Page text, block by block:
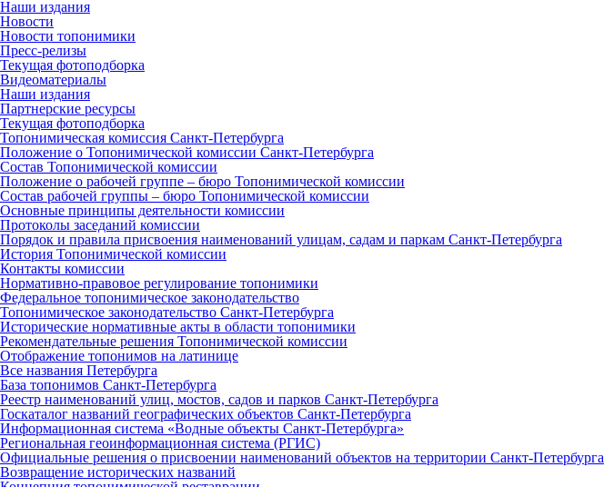
Наши издания
Новости
Новости топонимики
Пресс‑релизы
Текущая фотоподборка
Видеоматериалы
Наши издания
Партнерские ресурсы
Текущая фотоподборка
Топонимическая комиссия Санкт‑Петербурга
Положение о Топонимической комиссии Санкт‑Петербурга
Состав Топонимической комиссии
Положение о рабочей группе – бюро Топонимической комиссии
Состав рабочей группы – бюро Топонимической комиссии
Основные принципы деятельности комиссии
Протоколы заседаний комиссии
Порядок и правила присвоения наименований улицам, садам и паркам Санкт‑Петербурга
История Топонимической комиссии
Контакты комиссии
Нормативно‑правовое регулирование топонимики
Федеральное топонимическое законодательство
Топонимическое законодательство Санкт‑Петербурга
Исторические нормативные акты в области топонимики
Рекомендательные решения Топонимической комиссии
Отображение топонимов на латинице
Все названия Петербурга
База топонимов Санкт‑Петербурга
Реестр наименований улиц, мостов, садов и парков Санкт‑Петербурга
Госкаталог названий географических объектов Санкт‑Петербурга
Информационная система «Водные объекты Санкт‑Петербурга»
Региональная геоинформационная система (РГИС)
Официальные решения о присвоении наименований объектов на территории Санкт‑Петербурга
Возвращение исторических названий